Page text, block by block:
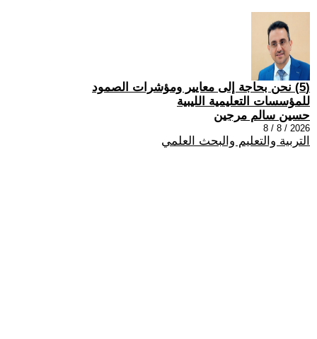
(5) نحن بحاجة إلى معايير ومؤشرات الصمود
للمؤسسات التعليمية الليبية
حسين سالم مرجين
2026 / 8 / 8
التربية والتعليم والبحث العلمي